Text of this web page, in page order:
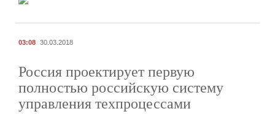
03:08 30.03.2018
Россия проектирует первую
полностью российскую систему
управления техпроцессами